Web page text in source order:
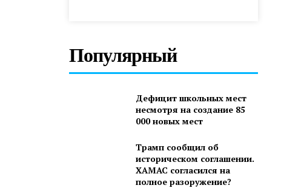
Популярный
Дефицит школьных мест
несмотря на создание 85
000 новых мест
Трамп сообщил об
историческом соглашении.
ХАМАС согласился на
полное разоружение?